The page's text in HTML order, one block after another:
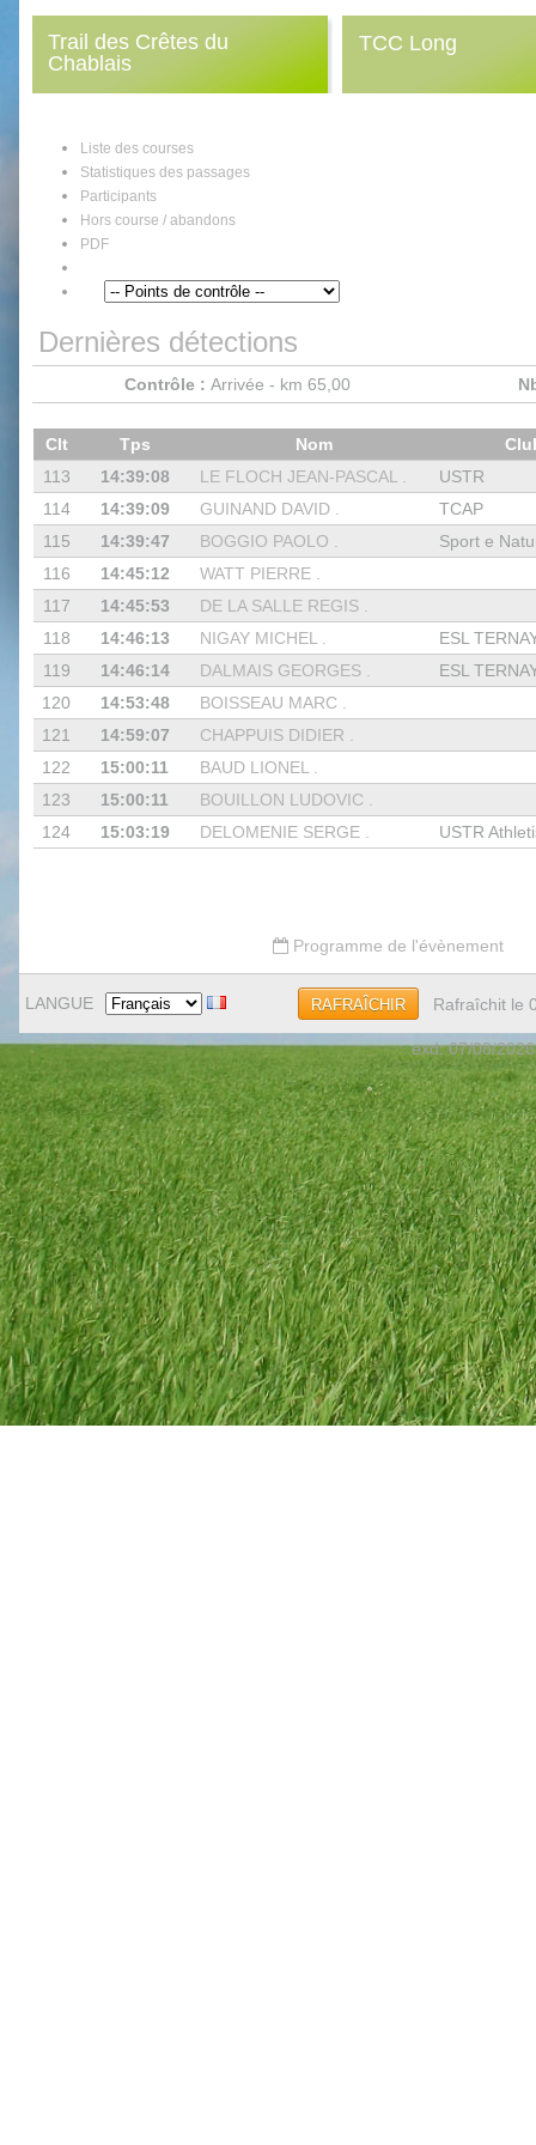
Trail des Crêtes du
Chablais
TCC Long
Liste des courses
Statistiques des passages
Participants
Hors course / abandons
PDF
Dernières détections
Contrôle : Arrivée - km 65,00
Clt Tps Nom
113
14:39:08 LE FLOCH JEAN-PASCAL .
USTR
114
14:39:09 GUINAND DAVID .
TCAP
115
14:39:47 BOGGIO PAOLO .
Sport e
116
14:45:12
WATT PIERRE .
117
14:45:53
DE LA SALLE REGIS .
118
14:46:13 NIGAY MICHEL .
ESL
119
14:46:14 DALMAIS GEORGES .
ESL
120
14:53:48
BOISSEAU MARC .
121
14:59:07
CHAPPUIS DIDIER .
122
15:00:11
BAUD LIONEL .
123
15:00:11
BOUILLON LUDOVIC .
124
15:03:19 DELOMENIE SERGE . USTR
Programme de l'évènement
LANGUE RAFRAÎCHIR Rafraîchit le
exd: 07/08/